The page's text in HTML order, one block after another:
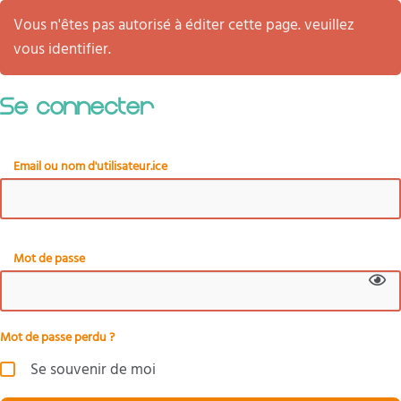
Vous n'êtes pas autorisé à éditer cette page. veuillez
vous identifier.
Se connecter
Email ou nom d'utilisateur.ice
Mot de passe
Mot de passe perdu ?
Se souvenir de moi